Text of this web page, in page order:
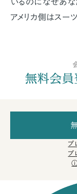
アメリカ側はス
無料会員
プ
プ